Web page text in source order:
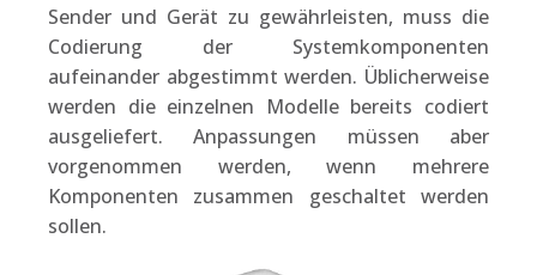
Sender und Gerät zu gewährleisten, muss die
Codierung der Systemkomponenten
aufeinander abgestimmt werden. Üblicherweise
werden die einzelnen Modelle bereits codiert
ausgeliefert. Anpassungen müssen aber
vorgenommen werden, wenn mehrere
Komponenten zusammen geschaltet werden
sollen.